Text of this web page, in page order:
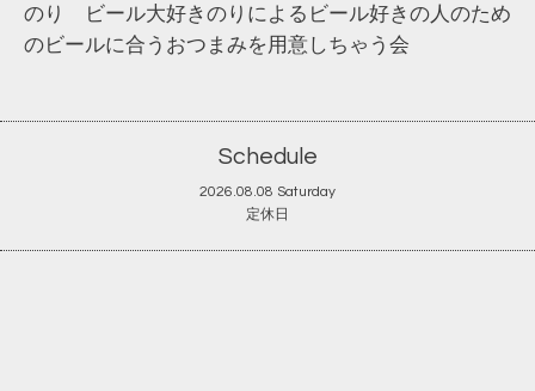
のり ビール大好きのりによるビール好きの人のため
のビールに合うおつまみを用意しちゃう会
Schedule
2026.08.08 Saturday
定休日